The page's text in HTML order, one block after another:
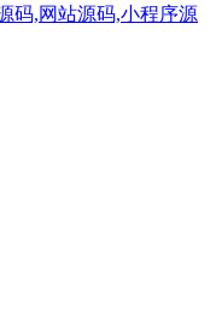
码,网站源码,小程序源